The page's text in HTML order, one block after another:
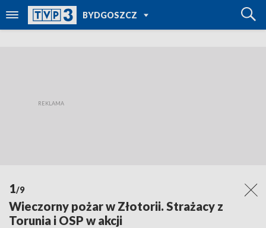
BYDGOSZCZ
TVP REGIONY
1/9
Wieczorny pożar w Złotorii. Strażacy z
Torunia i OSP w akcji